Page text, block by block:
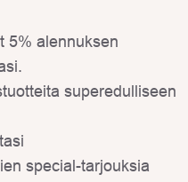
5% alennuksen
superedulliseen
special-tarjouksia